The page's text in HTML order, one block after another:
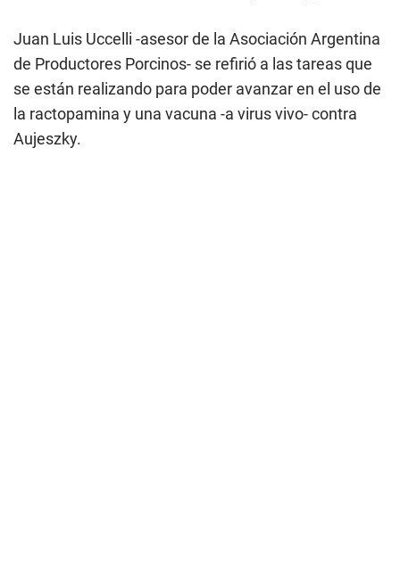
Juan Luis Uccelli -asesor de la Asociación Argentina
de Productores Porcinos- se refirió a las tareas que
se están realizando para poder avanzar en el uso de
la ractopamina y una vacuna -a virus vivo- contra
Aujeszky.